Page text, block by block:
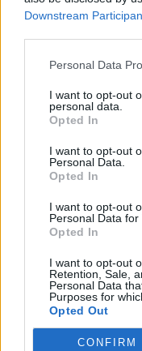
Downstream
Personal Data
I want to opt-out
personal data.
Opted In
I want to opt-out
Personal Data.
Opted In
I want to opt-out
Personal Data for
Opted In
I want to opt-out
Retention, Sale,
Personal Data
Purposes for
Opted Out
CONFIRM
Qué Esperabas
Pedro)
Maldito Amor
Pichón)
Ver todas sus letras
+ De Vuelta al Barrio
Biografía Ranking
Ranking de De
De Vuelta al Barrio